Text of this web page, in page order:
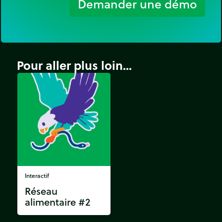
Demander une démo
Pour aller plus loin...
Interactif
Réseau
alimentaire #2